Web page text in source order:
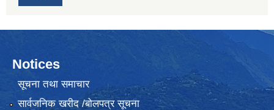
Notices
सूचना तथा समाचार
सार्वजनिक खरीद /बोलपत्र सूचना